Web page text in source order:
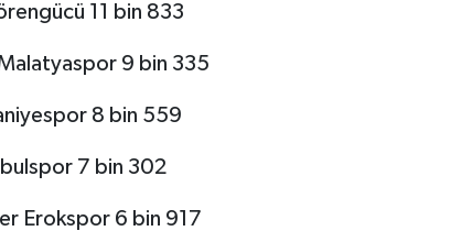
11 bin 833
9 bin 335
8 bin 559
7 bin 302
Erokspor 6 bin 917